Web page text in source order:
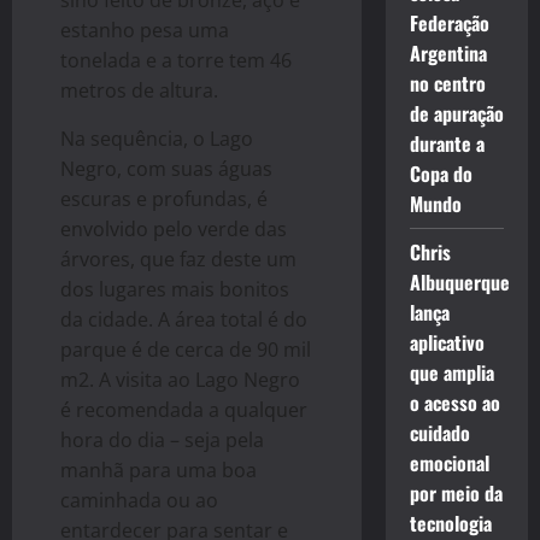
estanho pesa uma
tonelada e a torre tem 46
metros de altura.
Na sequência, o Lago
Negro, com suas águas
escuras e profundas, é
envolvido pelo verde das
árvores, que faz deste um
dos lugares mais bonitos
da cidade. A área total é do
parque é de cerca de 90 mil
m2. A visita ao Lago Negro
é recomendada a qualquer
hora do dia – seja pela
manhã para uma boa
caminhada ou ao
entardecer para sentar e
Federação
Argentina
no centro
de apuração
durante a
Copa do
Mundo
Chris
Albuquerque
lança
aplicativo
que amplia
o acesso ao
cuidado
emocional
por meio da
tecnologia